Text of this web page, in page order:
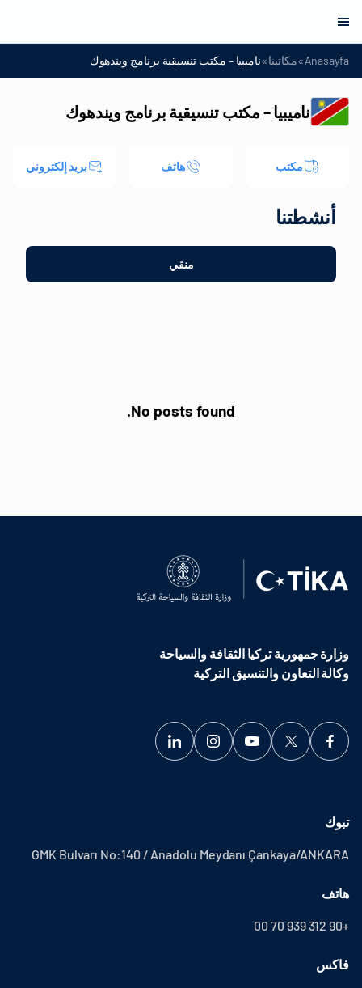
Anasayfa
»مكاتبنا»ناميبيا – مكتب تنسيقية برنامج ويندهوك
ناميبيا – مكتب تنسيقية برنامج ويندهوك
مكتب هاتف بريد إلكتروني
أنشطتنا
منقي
No posts found.
وزارة جمهورية تركيا الثقافة والسياحة
وكالة التعاون والتنسيق التركية
تبوك
GMK Bulvarı No:140 / Anadolu Meydanı Çankaya/ANKARA
هاتف
+90 312 939 70 00
فاكس